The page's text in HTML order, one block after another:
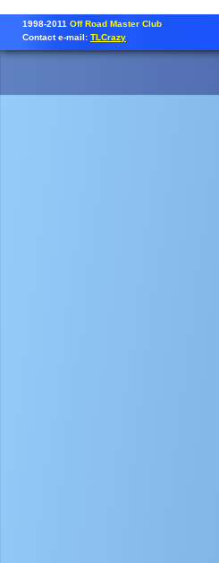
1998-2011 Off Road Master Club
Contact e-mail: TLCrazy